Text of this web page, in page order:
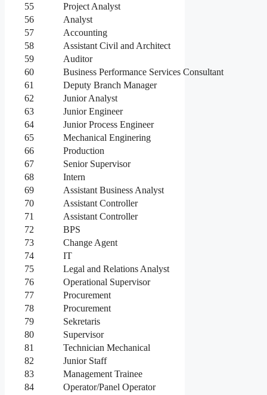
55
Project Analyst
56
Analyst
57
Accounting
58
Assistant Civil and Architect
59
Auditor
60
Business Performance Services Consultant
61
Deputy Branch Manager
62
Junior Analyst
63
Junior Engineer
64
Junior Process Engineer
65
Mechanical Enginering
66
Production
67
Senior Supervisor
68
Intern
69
Assistant Business Analyst
70
Assistant Controller
71
Assistant Controller
72
BPS
73
Change Agent
74
IT
75
Legal and Relations Analyst
76
Operational Supervisor
77
Procurement
78
Procurement
79
Sekretaris
80
Supervisor
81
Technician Mechanical
82
Junior Staff
83
Management Trainee
84
Operator/Panel Operator